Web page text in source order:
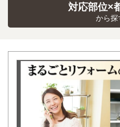
対応部位×
から探